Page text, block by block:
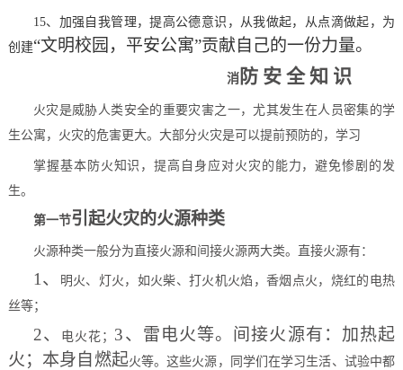
15、加强自我管理，提高公德意识，从我做起，从点滴做起，为
创建“文明校园，平安公寓”贡献自己的一份力量。
消防 安 全 知 识
火灾是威胁人类安全的重要灾害之一，尤其发生在人员密集的学
生公寓，火灾的危害更大。大部分火灾是可以提前预防的，学习
掌握基本防火知识，提高自身应对火灾的能力，避免惨剧的发
生。
第一节引起火灾的火源种类
火源种类一般分为直接火源和间接火源两大类。直接火源有：
1、
明火、灯火，如火柴、打火机火焰，香烟点火，烧红的电热
丝等；
2、 电火花； 3、雷电火等。间接火源有：加热起
火；本身自燃起火等。这些火源，同学们在学习生活、试验中都